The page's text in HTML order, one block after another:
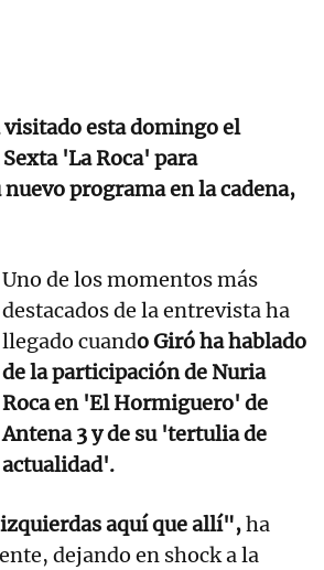
visitado esta domingo el
'La Roca' para
programa en la cadena,
Uno de los momentos más
destacados de la entrevista ha
llegado cuando Giró ha hablado
de la participación de Nuria
Roca en 'El Hormiguero' de
Antena 3 y de su 'tertulia de
actualidad'.
aquí que allí",ha
dejando en shock a la